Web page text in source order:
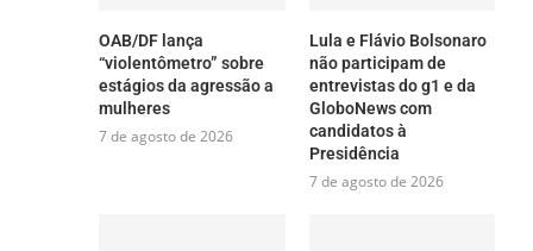
OAB/DF lança
“violentômetro” sobre
estágios da agressão a
mulheres
7 de agosto de 2026
Lula e Flávio Bolsonaro
não participam de
entrevistas do g1 e da
GloboNews com
candidatos à
Presidência
7 de agosto de 2026